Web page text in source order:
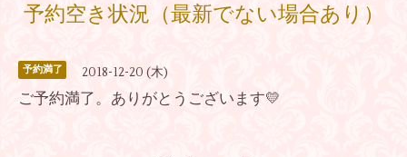
予約空き状況（最新でない場合あり）
予約満了 2018-12-20 (木)
ご予約満了。ありがとうございます💛